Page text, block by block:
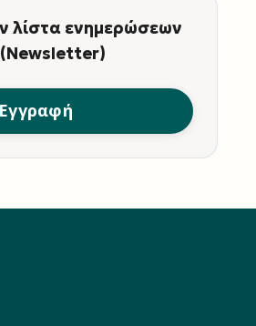
λίστα ενημερώσεων
Εγγραφή